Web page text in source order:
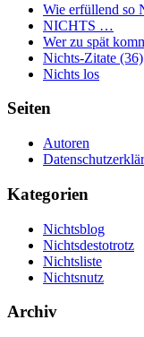
Wie erfüllend so
NICHTS …
Wer zu spät
Nichts-Zitate (36)
Nichts los
Seiten
Autoren
Kategorien
Nichtsblog
Nichtsdestotrotz
Nichtsliste
Nichtsnutz
Archiv